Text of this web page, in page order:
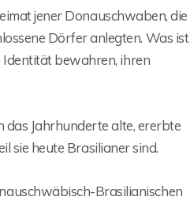
jener Donauschwaben, die
Dörfer anlegten. Was ist
Identität bewahren, ihren
das Jahrhunderte alte, ererbte
sie heute Brasilianer sind.
Brasilianischen